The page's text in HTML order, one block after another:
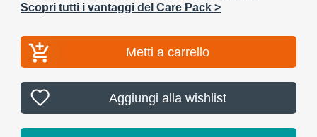
Scopri tutti i vantaggi del Care Pack >
Metti a carrello
Aggiungi alla wishlist